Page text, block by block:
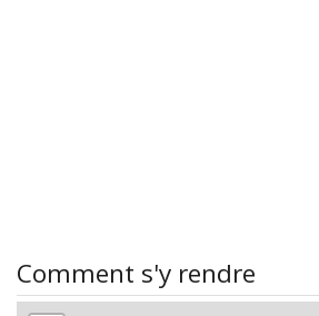
Comment s'y rendre